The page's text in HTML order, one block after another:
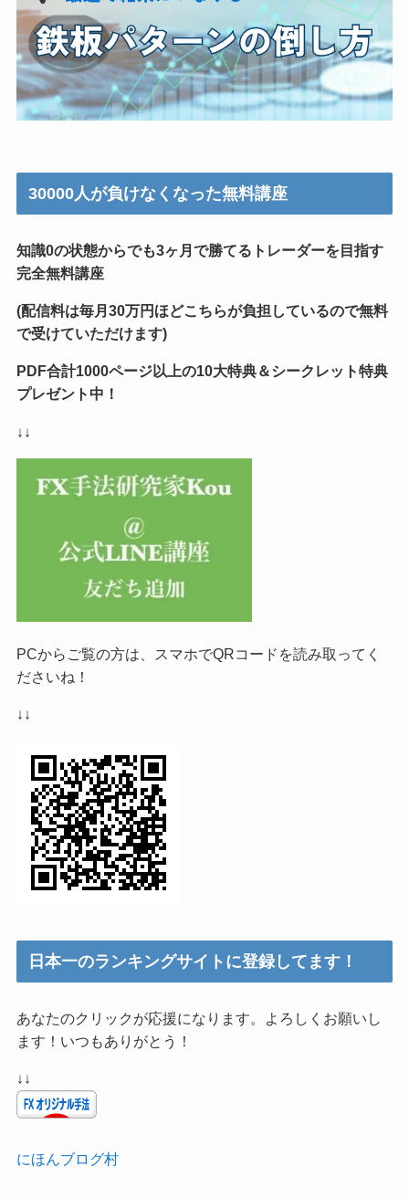
30000人が負けなくなった無料講座
知識0の状態からでも3ヶ月で勝てるトレーダーを目指す
完全無料講座
(配信料は毎月30万円ほどこちらが負担しているので無料
で受けていただけます)
PDF合計1000ページ以上の10大特典＆シークレット特典
プレゼント中！
↓↓
PCからご覧の方は、スマホでQRコードを読み取ってく
ださいね！
↓↓
日本一のランキングサイトに登録してます！
あなたのクリックが応援になります。よろしくお願いし
ます！いつもありがとう！
↓↓
にほんブログ村